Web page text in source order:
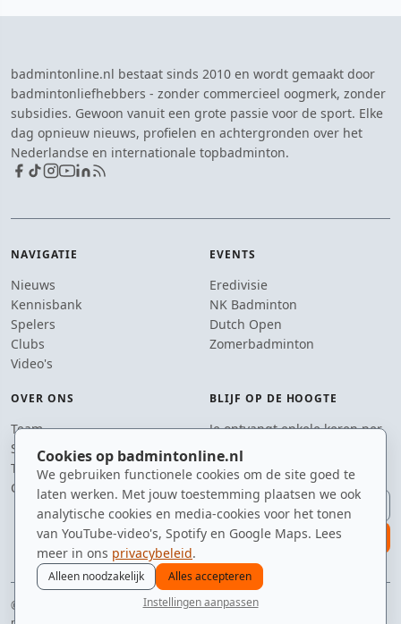
Cookies op badmintonline.nl
We gebruiken functionele cookies om de site goed te
laten werken. Met jouw toestemming plaatsen we ook
analytische cookies en media-cookies voor het tonen
van YouTube-video's, Spotify en Google Maps. Lees
meer in ons privacybeleid.
Alleen noodzakelijk
Alles accepteren
Instellingen aanpassen
badmintonline.nl bestaat sinds 2010 en wordt gemaakt door
badmintonliefhebbers - zonder commercieel oogmerk, zonder
subsidies. Gewoon vanuit een grote passie voor de sport. Elke
dag opnieuw nieuws, profielen en achtergronden over het
Nederlandse en internationale topbadminton.
NAVIGATIE
Nieuws
Kennisbank
Spelers
Clubs
Video's
EVENTS
Eredivisie
NK Badminton
Dutch Open
Zomerbadminton
OVER ONS
Team
Supporters
Tip de redactie
Contact
BLIJF OP DE HOOGTE
Je ontvangt enkele keren per
jaar een e-mail met het
laatste badmintonnieuws.
E-mailadres
aanmelden
© 2010–2026 badmintonline.nl · gemaakt met een passie voor de drop shot
spelers ranglijst zomer